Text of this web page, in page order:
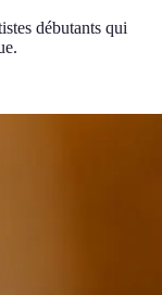
débutants qui